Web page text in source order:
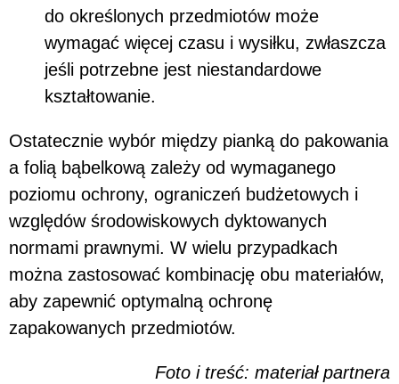
do określonych przedmiotów może
wymagać więcej czasu i wysiłku, zwłaszcza
jeśli potrzebne jest niestandardowe
kształtowanie.
Ostatecznie wybór między pianką do pakowania
a folią bąbelkową zależy od wymaganego
poziomu ochrony, ograniczeń budżetowych i
względów środowiskowych dyktowanych
normami prawnymi. W wielu przypadkach
można zastosować kombinację obu materiałów,
aby zapewnić optymalną ochronę
zapakowanych przedmiotów.
Foto i treść: materiał partnera